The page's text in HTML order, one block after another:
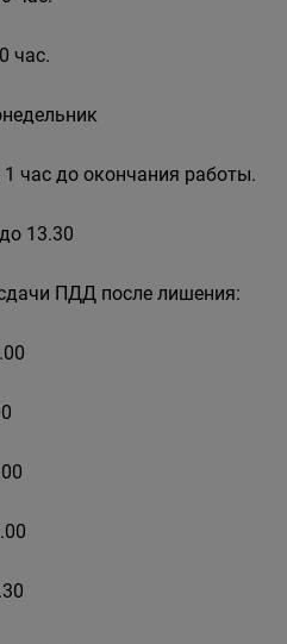
час.
час до окончания работы.
13.30
ПДД после лишения: